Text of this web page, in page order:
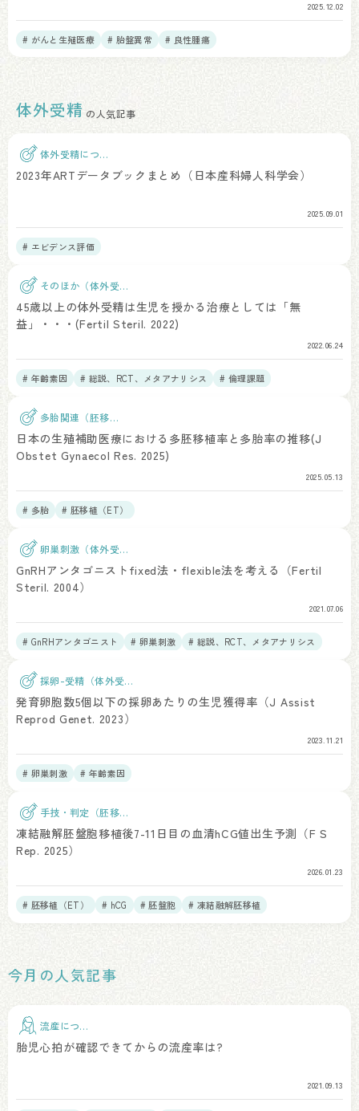
2025.12.02
# がんと生殖医療 # 胎盤異常 # 良性腫瘍
体外受精 の人気記事
体外受精につい
て
2023年ARTデータブックまとめ（日本産科婦人科学会）
2025.09.01
# エビデンス評価
そのほか（体外受
45歳以上の体外受精は生児を授かる治療としては「無
益」・・・(Fertil Steril. 2022)
2022.06.24
# 年齢素因 # 総説、RCT、メタアナリシス # 倫理課題
多胎関連（胚移
植）
日本の生殖補助医療における多胚移植率と多胎率の推移(J
Obstet Gynaecol Res. 2025)
2025.05.13
# 多胎 # 胚移植（ET）
卵巣刺激（体外受
GnRHアンタゴニストfixed法・flexible法を考える（Fertil
Steril. 2004）
2021.07.06
# GnRHアンタゴニスト # 卵巣刺激 # 総説、RCT、メタアナリシス
採卵-受精（体外受
精）
発育卵胞数5個以下の採卵あたりの生児獲得率（J Assist
Reprod Genet. 2023）
2023.11.21
# 卵巣刺激 # 年齢素因
手技・判定（胚移
植）
凍結融解胚盤胞移植後7-11日目の血清hCG値出生予測（F S
Rep. 2025）
2026.01.23
# 胚移植（ET） # hCG # 胚盤胞 # 凍結融解胚移植
今月の人気記事
流産につい
胎児心拍が確認できてからの流産率は?
2021.09.13